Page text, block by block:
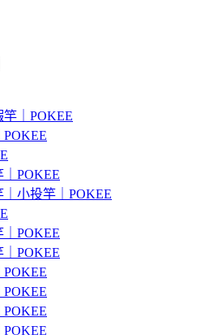
｜POKEE
POKEE
小投竿｜POKEE
POKEE
POKEE